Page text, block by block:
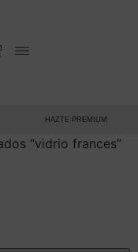
HAZTE PREMIUM
“vidrio frances”